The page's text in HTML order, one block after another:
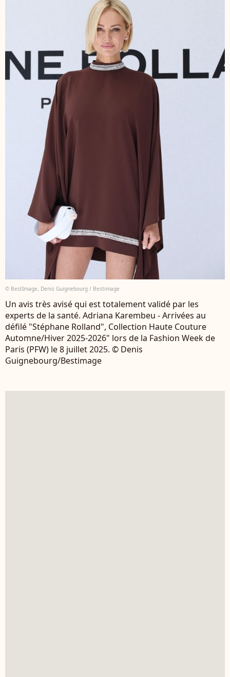
© BestImage, Denis Guignebourg / Bestimage
Un avis très avisé qui est totalement validé par les
experts de la santé. Adriana Karembeu - Arrivées au
défilé "Stéphane Rolland", Collection Haute Couture
Automne/Hiver 2025-2026" lors de la Fashion Week de
Paris (PFW) le 8 juillet 2025. © Denis
Guignebourg/Bestimage